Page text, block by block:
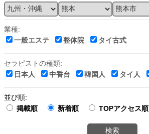
業種:
一般エステ
整体院 タイ古式
セラピストの種類:
日本人
中香台 韓国人 タイ人
並び順:
掲載順
新着順 TOPアクセス順
検索